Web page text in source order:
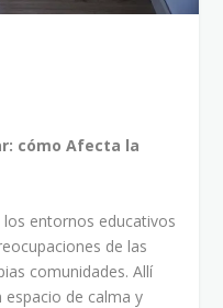
cómo Afecta la
los entornos educativos
de las
comunidades. Allí
espacio de calma y